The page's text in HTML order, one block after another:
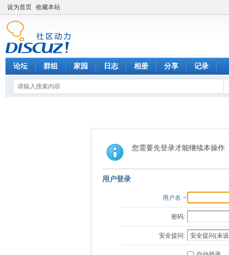
设为首页 收藏本站
论坛 群组 家园 日志 相册 分享 记录
您需要先登录才能继续本操作
用户登录
用户名
密码:
安全提问: